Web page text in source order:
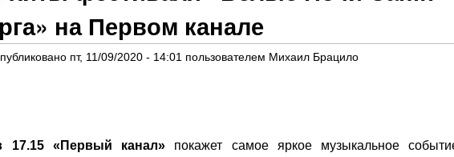
на Первом канале
пт, 11/09/2020 - 14:01 пользователем Михаил Брацило
17.15 «Первый канал» покажет самое яркое музыкальное